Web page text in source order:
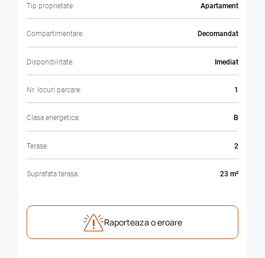
Tip proprietate: Apartament
Compartimentare: Decomandat
Disponibilitate: Imediat
Nr. locuri parcare: 1
Clasa energetica: B
Terase: 2
Suprafata terasa: 23 m²
Raporteaza o eroare